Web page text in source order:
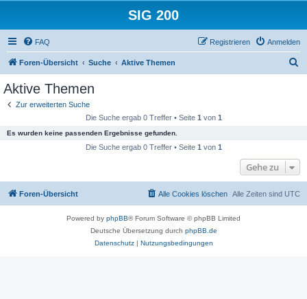
SIG 200
FAQ Anmelden
Registrieren
Foren-Übersicht Suche Aktive Themen
Aktive Themen
Zur erweiterten Suche
Die Suche ergab 0 Treffer • Seite 1 von 1
Es wurden keine passenden Ergebnisse gefunden.
Die Suche ergab 0 Treffer • Seite 1 von 1
Gehe zu
Foren-Übersicht Alle Zeiten sind UTC
Alle Cookies löschen
Powered by phpBB® Forum Software © phpBB Limited
Deutsche Übersetzung durch phpBB.de
Datenschutz| Nutzungsbedingungen